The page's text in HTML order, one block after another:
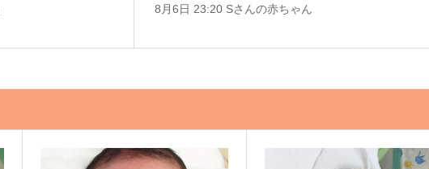
8月6日 23:20 Sさんの赤ちゃん